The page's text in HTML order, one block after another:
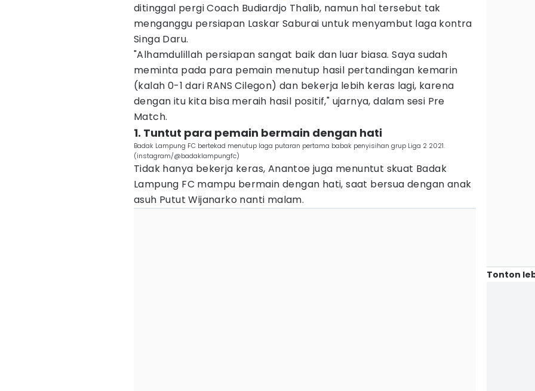
ditinggal pergi Coach Budiardjo Thalib, namun hal tersebut tak
menganggu persiapan Laskar Saburai untuk menyambut laga kontra
Singa Daru.
"Alhamdulillah persiapan sangat baik dan luar biasa. Saya sudah
meminta pada para pemain menutup hasil pertandingan kemarin
(kalah 0-1 dari RANS Cilegon) dan bekerja lebih keras lagi, karena
dengan itu kita bisa meraih hasil positif," ujarnya, dalam sesi Pre
Match.
1. Tuntut para pemain bermain dengan hati
Badak Lampung FC bertekad menutup laga putaran pertama babak penyisihan grup Liga 2 2021.
(instagram/@badaklampungfc)
Tidak hanya bekerja keras, Anantoe juga menuntut skuat Badak
Lampung FC mampu bermain dengan hati, saat bersua dengan anak
asuh Putut Wijanarko nanti malam.
Tonton